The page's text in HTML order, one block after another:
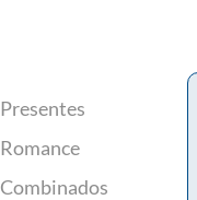
Presentes
Romance
Combinados